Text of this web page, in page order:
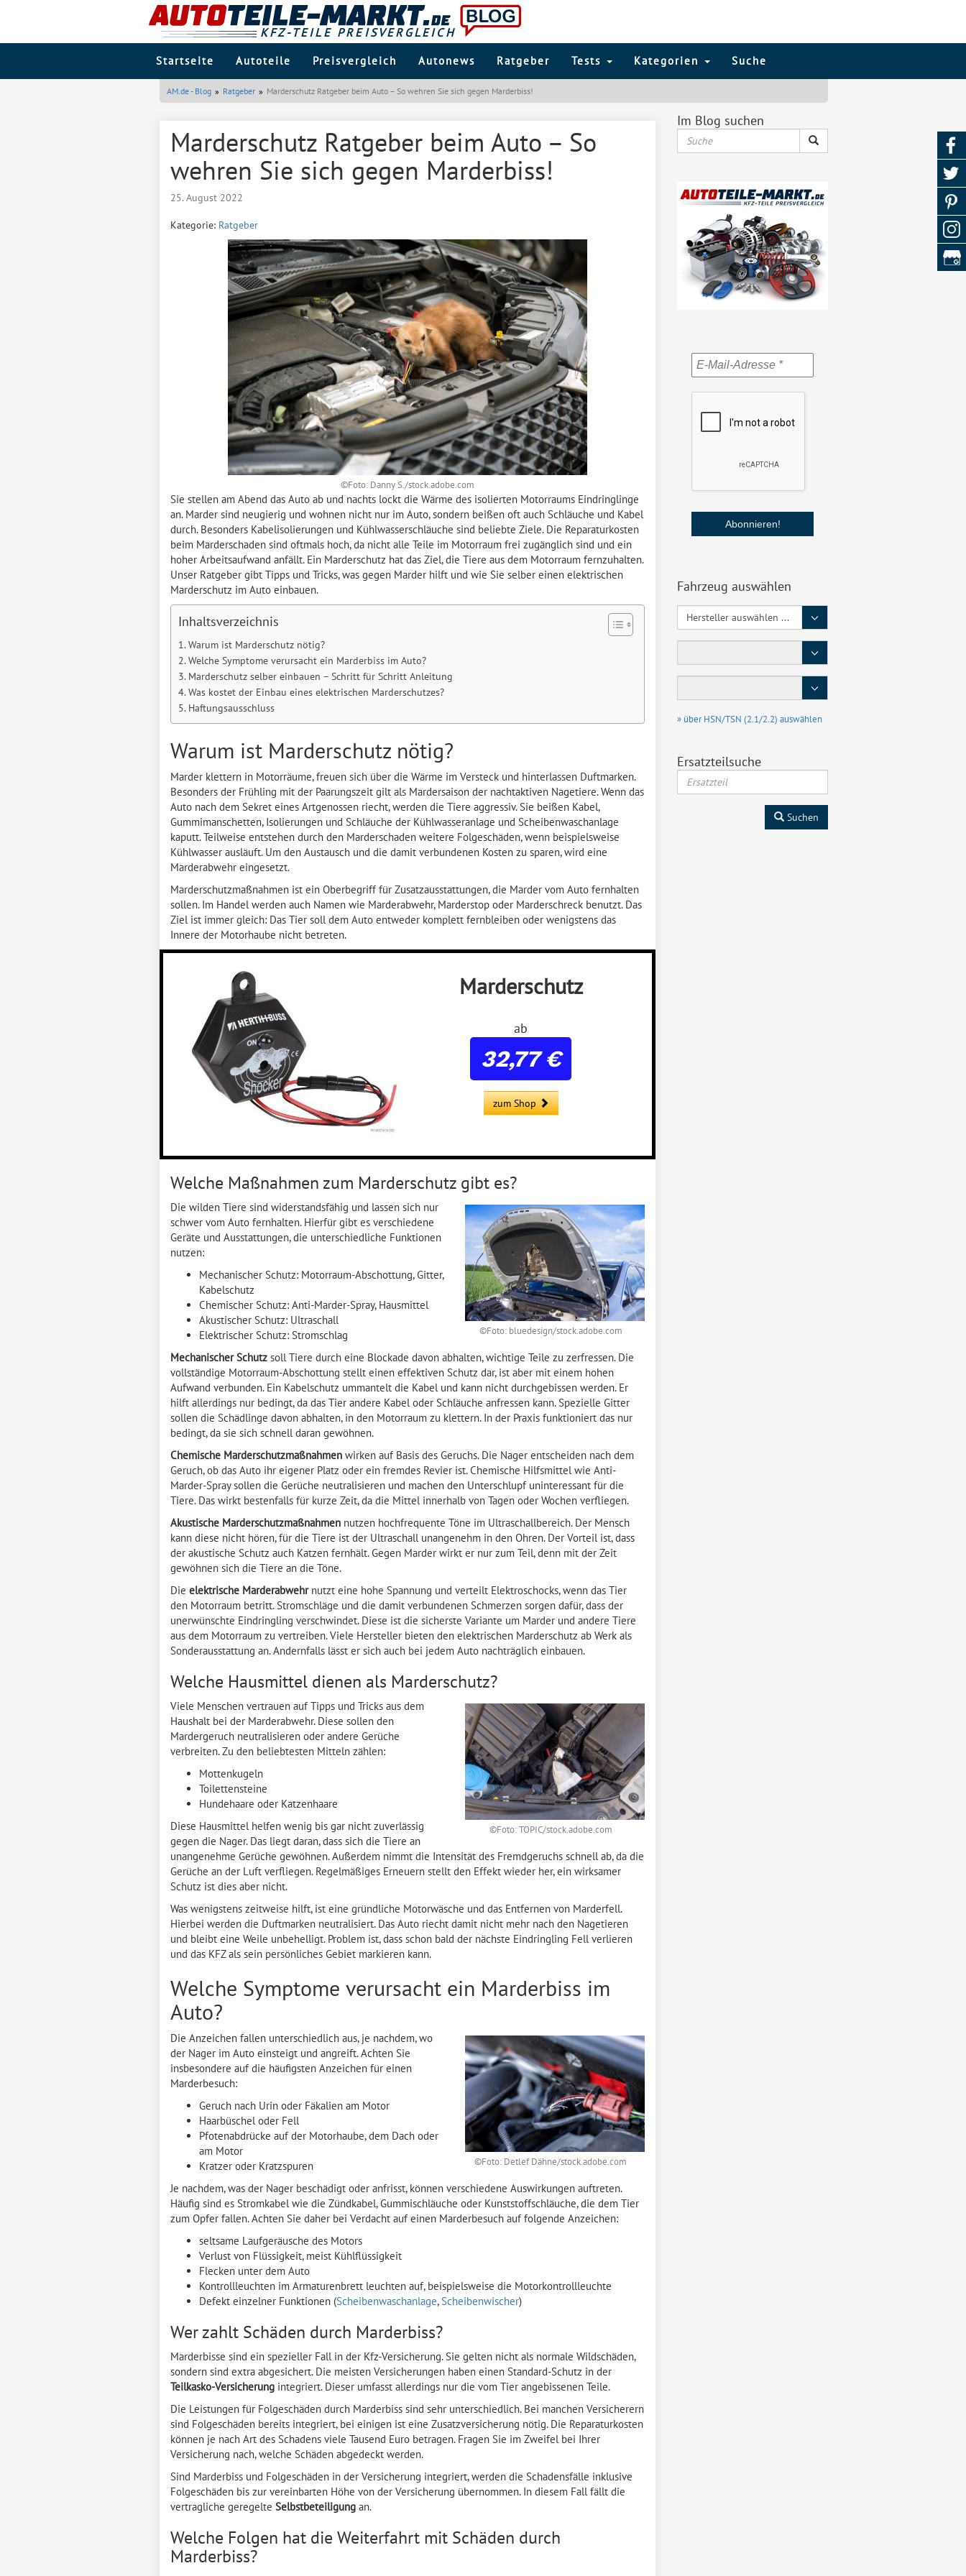
KFZ-TEILE PREISVERGLEICH
Startseite Autoteile Preisvergleich Autonews Ratgeber Tests Kategorien Suche
AM.de - Blog Ratgeber Marderschutz Ratgeber beim Auto – So wehren Sie sich gegen Marderbiss!
Marderschutz Ratgeber beim Auto – So
wehren Sie sich gegen Marderbiss!
25. August 2022
Kategorie: Ratgeber
©Foto: Danny S./stock.adobe.com
Sie stellen am Abend das Auto ab und nachts lockt die Wärme des isolierten Motorraums Eindringlinge
an. Marder sind neugierig und wohnen nicht nur im Auto, sondern beißen oft auch Schläuche und Kabel
durch. Besonders Kabelisolierungen und Kühlwasserschläuche sind beliebte Ziele. Die Reparaturkosten
beim Marderschaden sind oftmals hoch, da nicht alle Teile im Motorraum frei zugänglich sind und ein
hoher Arbeitsaufwand anfällt. Ein Marderschutz hat das Ziel, die Tiere aus dem Motorraum fernzuhalten.
Unser Ratgeber gibt Tipps und Tricks, was gegen Marder hilft und wie Sie selber einen elektrischen
Marderschutz im Auto einbauen.
Inhaltsverzeichnis
Warum ist Marderschutz nötig?
Welche Symptome verursacht ein Marderbiss im Auto?
Marderschutz selber einbauen – Schritt für Schritt Anleitung
Was kostet der Einbau eines elektrischen Marderschutzes?
Haftungsausschluss
Warum ist Marderschutz nötig?
Marder klettern in Motorräume, freuen sich über die Wärme im Versteck und hinterlassen Duftmarken.
Besonders der Frühling mit der Paarungszeit gilt als Mardersaison der nachtaktiven Nagetiere. Wenn das
Auto nach dem Sekret eines Artgenossen riecht, werden die Tiere aggressiv. Sie beißen Kabel,
Gummimanschetten, Isolierungen und Schläuche der Kühlwasseranlage und Scheibenwaschanlage
kaputt. Teilweise entstehen durch den Marderschaden weitere Folgeschäden, wenn beispielsweise
Kühlwasser ausläuft. Um den Austausch und die damit verbundenen Kosten zu sparen, wird eine
Marderabwehr eingesetzt.
Marderschutzmaßnahmen ist ein Oberbegriff für Zusatzausstattungen, die Marder vom Auto fernhalten
sollen. Im Handel werden auch Namen wie Marderabwehr, Marderstop oder Marderschreck benutzt. Das
Ziel ist immer gleich: Das Tier soll dem Auto entweder komplett fernbleiben oder wenigstens das
Innere der Motorhaube nicht betreten.
Marderschutz
ab
32,77 €
zum Shop
Welche Maßnahmen zum Marderschutz gibt es?
©Foto: bluedesign/stock.adobe.com
Die wilden Tiere sind widerstandsfähig und lassen sich nur
schwer vom Auto fernhalten. Hierfür gibt es verschiedene
Geräte und Ausstattungen, die unterschiedliche Funktionen
nutzen:
Mechanischer Schutz: Motorraum-Abschottung, Gitter,
Kabelschutz
Chemischer Schutz: Anti-Marder-Spray, Hausmittel
Akustischer Schutz: Ultraschall
Elektrischer Schutz: Stromschlag
Mechanischer Schutz soll Tiere durch eine Blockade davon abhalten, wichtige Teile zu zerfressen. Die
vollständige Motorraum-Abschottung stellt einen effektiven Schutz dar, ist aber mit einem hohen
Aufwand verbunden. Ein Kabelschutz ummantelt die Kabel und kann nicht durchgebissen werden. Er
hilft allerdings nur bedingt, da das Tier andere Kabel oder Schläuche anfressen kann. Spezielle Gitter
sollen die Schädlinge davon abhalten, in den Motorraum zu klettern. In der Praxis funktioniert das nur
bedingt, da sie sich schnell daran gewöhnen.
Chemische Marderschutzmaßnahmen wirken auf Basis des Geruchs. Die Nager entscheiden nach dem
Geruch, ob das Auto ihr eigener Platz oder ein fremdes Revier ist. Chemische Hilfsmittel wie Anti-
Marder-Spray sollen die Gerüche neutralisieren und machen den Unterschlupf uninteressant für die
Tiere. Das wirkt bestenfalls für kurze Zeit, da die Mittel innerhalb von Tagen oder Wochen verfliegen.
Akustische Marderschutzmaßnahmen nutzen hochfrequente Töne im Ultraschallbereich. Der Mensch
kann diese nicht hören, für die Tiere ist der Ultraschall unangenehm in den Ohren. Der Vorteil ist, dass
der akustische Schutz auch Katzen fernhält. Gegen Marder wirkt er nur zum Teil, denn mit der Zeit
gewöhnen sich die Tiere an die Töne.
Die elektrische Marderabwehrnutzt eine hohe Spannung und verteilt Elektroschocks, wenn das Tier
den Motorraum betritt. Stromschläge und die damit verbundenen Schmerzen sorgen dafür, dass der
unerwünschte Eindringling verschwindet. Diese ist die sicherste Variante um Marder und andere Tiere
aus dem Motorraum zu vertreiben. Viele Hersteller bieten den elektrischen Marderschutz ab Werk als
Sonderausstattung an. Andernfalls lässt er sich auch bei jedem Auto nachträglich einbauen.
Welche Hausmittel dienen als Marderschutz?
©Foto: TOPIC/stock.adobe.com
Viele Menschen vertrauen auf Tipps und Tricks aus dem
Haushalt bei der Marderabwehr. Diese sollen den
Mardergeruch neutralisieren oder andere Gerüche
verbreiten. Zu den beliebtesten Mitteln zählen:
Mottenkugeln
Toilettensteine
Hundehaare oder Katzenhaare
Diese Hausmittel helfen wenig bis gar nicht zuverlässig
gegen die Nager. Das liegt daran, dass sich die Tiere an
unangenehme Gerüche gewöhnen. Außerdem nimmt die Intensität des Fremdgeruchs schnell ab, da die
Gerüche an der Luft verfliegen. Regelmäßiges Erneuern stellt den Effekt wieder her, ein wirksamer
Schutz ist dies aber nicht.
Was wenigstens zeitweise hilft, ist eine gründliche Motorwäsche und das Entfernen von Marderfell.
Hierbei werden die Duftmarken neutralisiert. Das Auto riecht damit nicht mehr nach den Nagetieren
und bleibt eine Weile unbehelligt. Problem ist, dass schon bald der nächste Eindringling Fell verlieren
und das KFZ als sein persönliches Gebiet markieren kann.
Welche Symptome verursacht ein Marderbiss im
Auto?
©Foto: Detlef Dähne/stock.adobe.com
Die Anzeichen fallen unterschiedlich aus, je nachdem, wo
der Nager im Auto einsteigt und angreift. Achten Sie
insbesondere auf die häufigsten Anzeichen für einen
Marderbesuch:
Geruch nach Urin oder Fäkalien am Motor
Haarbüschel oder Fell
Pfotenabdrücke auf der Motorhaube, dem Dach oder
am Motor
Kratzer oder Kratzspuren
Je nachdem, was der Nager beschädigt oder anfrisst, können verschiedene Auswirkungen auftreten.
Häufig sind es Stromkabel wie die Zündkabel, Gummischläuche oder Kunststoffschläuche, die dem Tier
zum Opfer fallen. Achten Sie daher bei Verdacht auf einen Marderbesuch auf folgende Anzeichen:
seltsame Laufgeräusche des Motors
Verlust von Flüssigkeit, meist Kühlflüssigkeit
Flecken unter dem Auto
Kontrollleuchten im Armaturenbrett leuchten auf, beispielsweise die Motorkontrollleuchte
Defekt einzelner Funktionen (Scheibenwaschanlage,Scheibenwischer)
Wer zahlt Schäden durch Marderbiss?
Marderbisse sind ein spezieller Fall in der Kfz-Versicherung. Sie gelten nicht als normale Wildschäden,
sondern sind extra abgesichert. Die meisten Versicherungen haben einen Standard-Schutz in der
Teilkasko-Versicherung integriert. Dieser umfasst allerdings nur die vom Tier angebissenen Teile.
Die Leistungen für Folgeschäden durch Marderbiss sind sehr unterschiedlich. Bei manchen Versicherern
sind Folgeschäden bereits integriert, bei einigen ist eine Zusatzversicherung nötig. Die Reparaturkosten
können je nach Art des Schadens viele Tausend Euro betragen. Fragen Sie im Zweifel bei Ihrer
Versicherung nach, welche Schäden abgedeckt werden.
Sind Marderbiss und Folgeschäden in der Versicherung integriert, werden die Schadensfälle inklusive
Folgeschäden bis zur vereinbarten Höhe von der Versicherung übernommen. In diesem Fall fällt die
vertragliche geregelte Selbstbeteiligung an.
Welche Folgen hat die Weiterfahrt mit Schäden durch
Marderbiss?
Im Blog suchen
Suche
Fahrzeug auswählen
Hersteller
/
Motor
» über HSN/TSN (2.1/2.2) auswählen
Ersatzteilsuche
Suchen